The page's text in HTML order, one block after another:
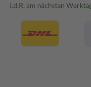
i.d.R. am nächsten